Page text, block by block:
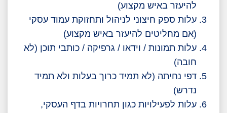
להיעזר באיש מקצוע)
עלות ספק חיצוני לניהול ותחזוקת עמוד עסקי
(אם מחליטים להיעזר באיש מקצוע)
עלות תמונות / וידאו / גרפיקה / כותבי תוכן (לא
חובה)
דפי נחיתה (לא תמיד כרוך בעלות ולא תמיד
נדרש)
עלות לפעילויות כגון תחרויות בדף העסקי,